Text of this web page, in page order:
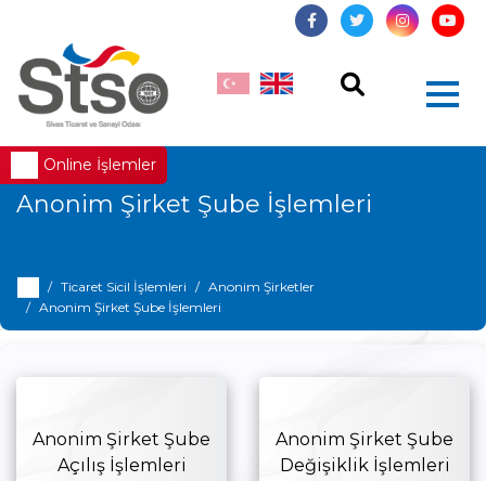
Online İşlemler
Anonim Şirket Şube İşlemleri
Ticaret Sicil İşlemleri
Anonim Şirketler
Anonim Şirket Şube İşlemleri
Anonim Şirket Şube
Açılış İşlemleri
Anonim Şirket Şube
Değişiklik İşlemleri